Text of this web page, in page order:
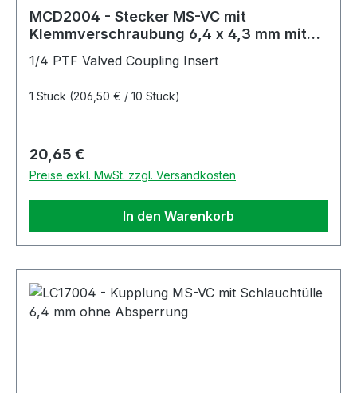
MCD2004 - Stecker MS-VC mit
Klemmverschraubung 6,4 x 4,3 mm mit
1/4 PTF Valved Coupling Insert
1 Stück (206,50 € / 10 Stück)
Regulärer Preis:
20,65 €
Preise exkl. MwSt. zzgl. Versandkosten
In den Warenkorb